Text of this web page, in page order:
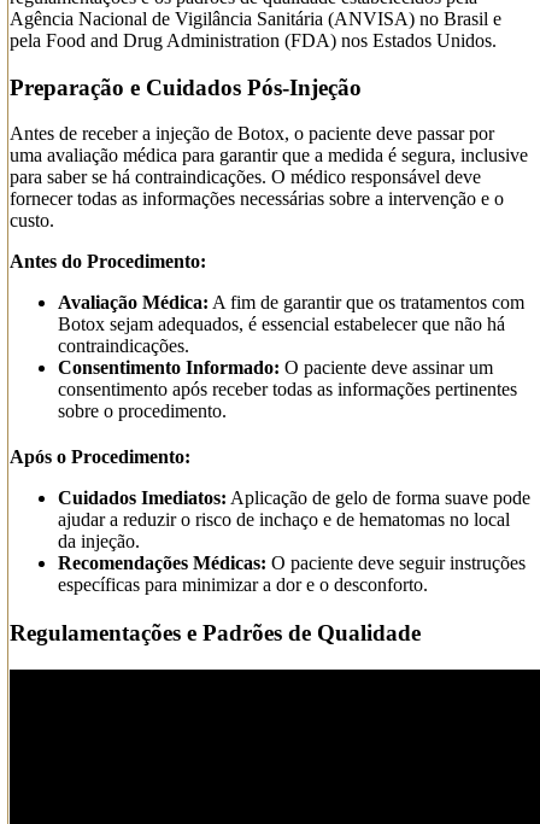
Agência Nacional de Vigilância Sanitária (ANVISA) no Brasil e
pela Food and Drug Administration (FDA) nos Estados Unidos.
Preparação e Cuidados Pós-Injeção
Antes de receber a injeção de Botox, o paciente deve passar por
uma avaliação médica para garantir que a medida é segura, inclusive
para saber se há contraindicações. O médico responsável deve
fornecer todas as informações necessárias sobre a intervenção e o
custo.
Antes do Procedimento:
Avaliação Médica: A fim de garantir que os tratamentos com
Botox sejam adequados, é essencial estabelecer que não há
contraindicações.
Consentimento Informado: O paciente deve assinar um
consentimento após receber todas as informações pertinentes
sobre o procedimento.
Após o Procedimento:
Cuidados Imediatos: Aplicação de gelo de forma suave pode
ajudar a reduzir o risco de inchaço e de hematomas no local
da injeção.
Recomendações Médicas: O paciente deve seguir instruções
específicas para minimizar a dor e o desconforto.
Regulamentações e Padrões de Qualidade